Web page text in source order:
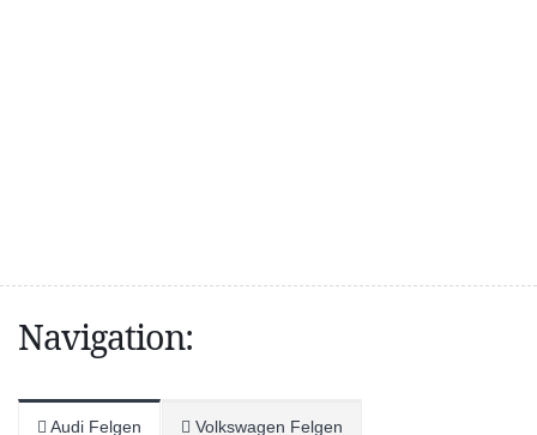
Navigation:
Audi Felgen Volkswagen Felgen